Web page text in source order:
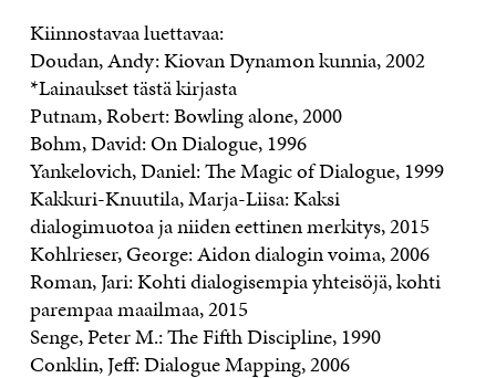
Kiinnostavaa luettavaa:
Doudan, Andy: Kiovan Dynamon kunnia, 2002
*Lainaukset tästä kirjasta
Putnam, Robert: Bowling alone, 2000
Bohm, David: On Dialogue, 1996
Yankelovich, Daniel: The Magic of Dialogue, 1999
Kakkuri-Knuutila, Marja-Liisa: Kaksi
dialogimuotoa ja niiden eettinen merkitys, 2015
Kohlrieser, George: Aidon dialogin voima, 2006
Roman, Jari: Kohti dialogisempia yhteisöjä, kohti
parempaa maailmaa, 2015
Senge, Peter M.: The Fifth Discipline, 1990
Conklin, Jeff: Dialogue Mapping, 2006